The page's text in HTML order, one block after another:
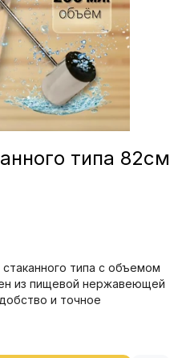
типа 82см
типа с объемом
из пищевой нержавеющей
и точное